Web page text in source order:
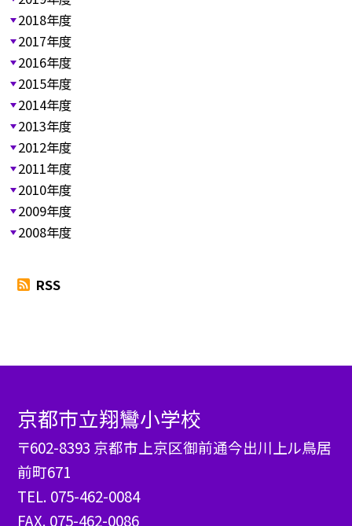
2018年度
2017年度
2016年度
2015年度
2014年度
2013年度
2012年度
2011年度
2010年度
2009年度
2008年度
RSS
京都市立翔鸞小学校
〒602-8393 京都市上京区御前通今出川上ル鳥居
前町671
TEL. 075-462-0084
FAX. 075-462-0086